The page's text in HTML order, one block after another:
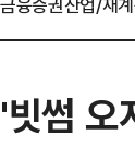
'빗썸 오